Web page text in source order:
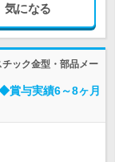
気になる
ック金型・部品メー
賞与実績6～8ヶ月